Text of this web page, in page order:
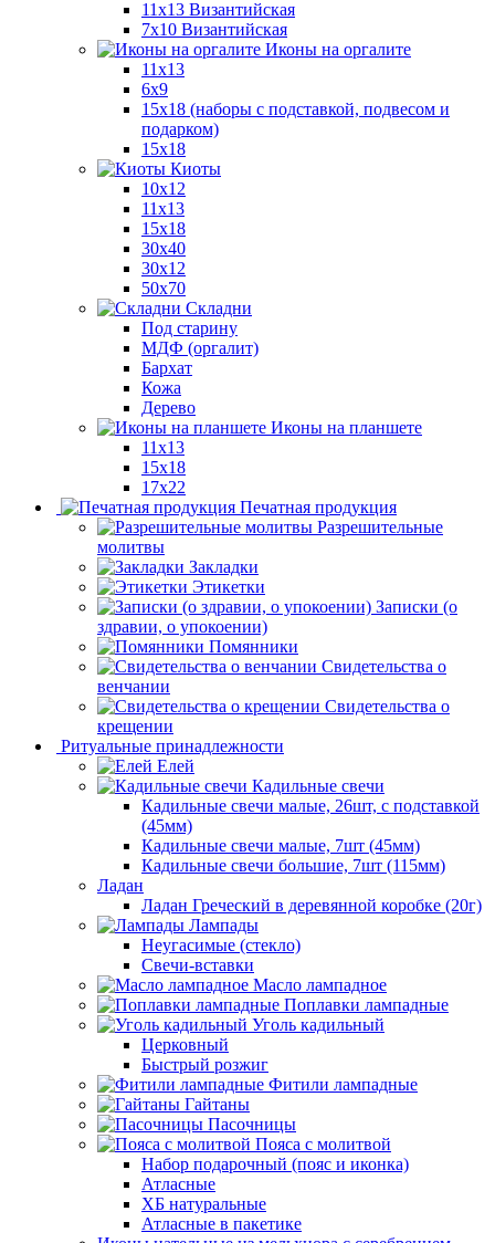
11x13 Византийская
7x10 Византийская
Иконы на оргалите
11x13
6x9
15х18 (наборы с подставкой, подвесом и
подарком)
15x18
Киоты
10x12
11x13
15x18
30x40
30х12
50x70
Складни
Под старину
МДФ (оргалит)
Бархат
Кожа
Дерево
Иконы на планшете
11х13
15х18
17х22
Печатная продукция
Разрешительные
молитвы
Закладки
Этикетки
Записки (о
здравии, о упокоении)
Помянники
Свидетельства о
венчании
Свидетельства о
крещении
Ритуальные принадлежности
Елей
Кадильные свечи
Кадильные свечи малые, 26шт, с подставкой
(45мм)
Кадильные свечи малые, 7шт (45мм)
Кадильные свечи большие, 7шт (115мм)
Ладан
Ладан Греческий в деревянной коробке (20г)
Лампады
Неугасимые (стекло)
Свечи-вставки
Масло лампадное
Поплавки лампадные
Уголь кадильный
Церковный
Быстрый розжиг
Фитили лампадные
Гайтаны
Пасочницы
Пояса с молитвой
Набор подарочный (пояс и иконка)
Атласные
ХБ натуральные
Атласные в пакетике